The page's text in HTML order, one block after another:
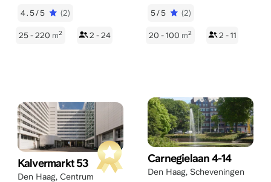
4.5/5 (2)
25 - 220 m2 2 - 24
5/5 (2)
20 - 100 m2 2 - 11
Kalvermarkt 53
Den Haag, Centrum
Carnegielaan 4-14
Den Haag, Scheveningen